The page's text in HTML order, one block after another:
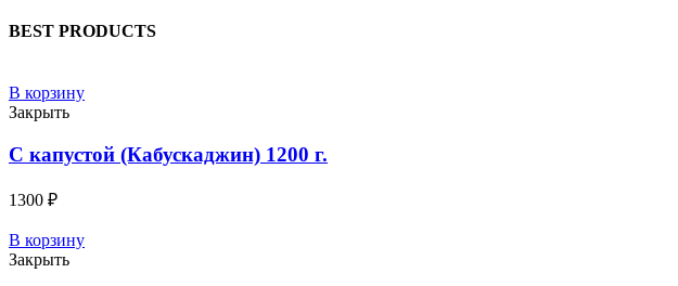
BEST PRODUCTS
В корзину
Закрыть
C капустой (Кабускаджин) 1200 г.
1300 ₽
В корзину
Закрыть